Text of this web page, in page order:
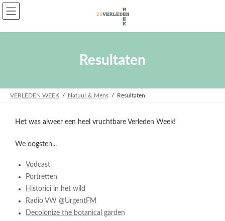
Skip
the
Skip
the
Resultaten
VERLEDEN WEEK Natuur & Mens Resultaten
Het was alweer een heel vruchtbare Verleden Week!
We oogsten...
Vodcast
Portretten
Historici in het wild
Radio VW @UrgentFM
Decolonize the botanical garden